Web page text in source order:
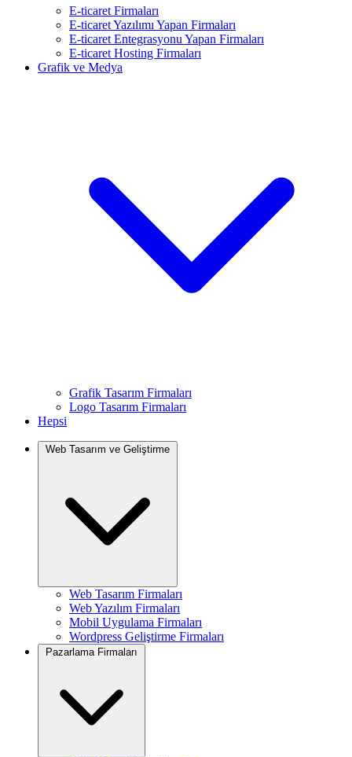
E-ticaret Firmaları
E-ticaret Yazılımı Yapan Firmaları
E-ticaret Entegrasyonu Yapan Firmaları
E-ticaret Hosting Firmaları
Grafik ve Medya
Grafik Tasarım Firmaları
Logo Tasarım Firmaları
Hepsi
Web Tasarım ve Geliştirme
Web Tasarım Firmaları
Web Yazılım Firmaları
Mobil Uygulama Firmaları
Wordpress Geliştirme Firmaları
Pazarlama Firmaları